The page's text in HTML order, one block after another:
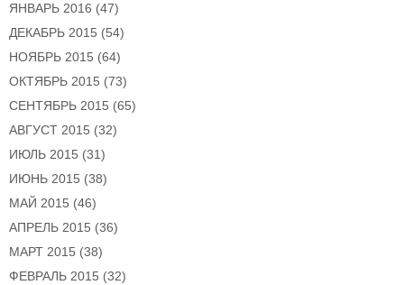
ЯНВАРЬ 2016 (47)
ДЕКАБРЬ 2015 (54)
НОЯБРЬ 2015 (64)
ОКТЯБРЬ 2015 (73)
СЕНТЯБРЬ 2015 (65)
АВГУСТ 2015 (32)
ИЮЛЬ 2015 (31)
ИЮНЬ 2015 (38)
МАЙ 2015 (46)
АПРЕЛЬ 2015 (36)
МАРТ 2015 (38)
ФЕВРАЛЬ 2015 (32)